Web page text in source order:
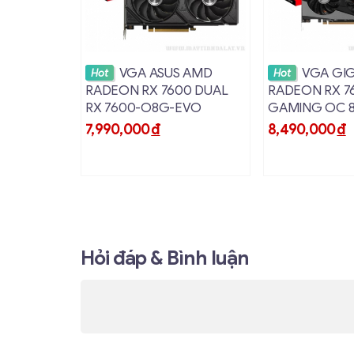
Chuẩn Bus
Engine Clock
Stream Processors
Độ phân giải tối đa
Xem chi tiết
Hot
VGA ASUS AMD
RADEON RX 7600 DUAL
RX 7600-O8G-EVO
7,990,000đ
Xem
Hot
VGA
RADEON RX
GAMING OC
GV-
8,490,000đ
Hỏi đáp & Bình luận